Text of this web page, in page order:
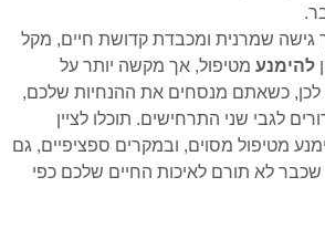
גישה שמרנית ומכבדת קדושת חיים, מקל
להימנע מטיפול, אך מקשה יותר על
לכן, כשאתם מנסחים את ההנחיות שלכם,
לגבי שני התרחישים. תוכלו לציין
מטיפול מסוים, ובמקרים ספציפיים, גם
שכבר לא תורם לאיכות החיים שלכם כפי